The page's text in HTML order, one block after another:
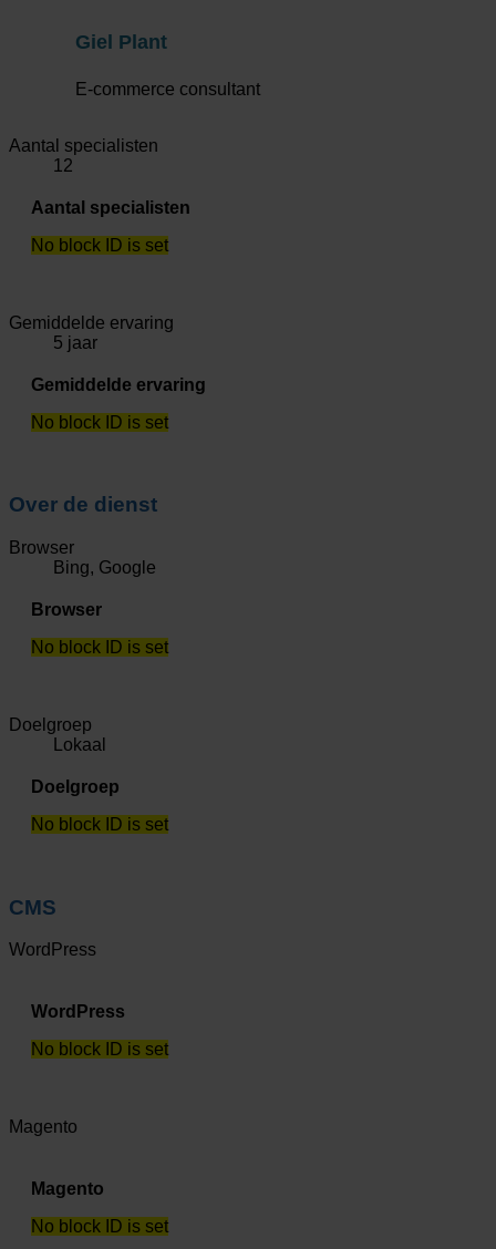
Giel Plant
E-commerce consultant
Aantal specialisten
12
Aantal specialisten
No block ID is set
Gemiddelde ervaring
5 jaar
Gemiddelde ervaring
No block ID is set
Over de dienst
Browser
Bing, Google
Browser
No block ID is set
Doelgroep
Lokaal
Doelgroep
No block ID is set
CMS
WordPress
WordPress
No block ID is set
Magento
Magento
No block ID is set